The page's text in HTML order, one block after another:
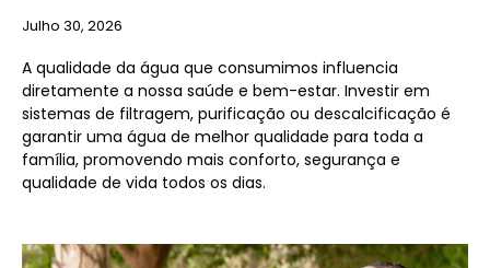
Julho 30, 2026
A qualidade da água que consumimos influencia
diretamente a nossa saúde e bem-estar. Investir em
sistemas de filtragem, purificação ou descalcificação é
garantir uma água de melhor qualidade para toda a
família, promovendo mais conforto, segurança e
qualidade de vida todos os dias.